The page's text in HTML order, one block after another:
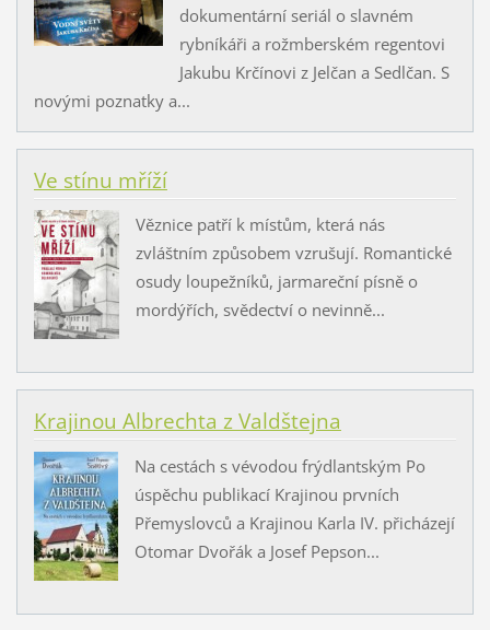
dokumentární seriál o slavném
rybníkáři a rožmberském regentovi
Jakubu Krčínovi z Jelčan a Sedlčan. S
novými poznatky a...
Ve stínu mříží
Věznice patří k místům, která nás
zvláštním způsobem vzrušují. Romantické
osudy loupežníků, jarmareční písně o
mordýřích, svědectví o nevinně...
Krajinou Albrechta z Valdštejna
Na cestách s vévodou frýdlantským Po
úspěchu publikací Krajinou prvních
Přemyslovců a Krajinou Karla IV. přicházejí
Otomar Dvořák a Josef Pepson...